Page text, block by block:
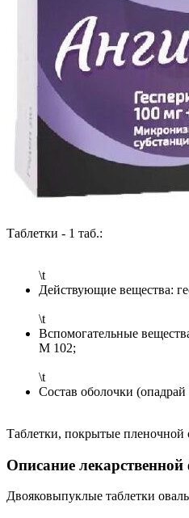
Таблетки - 1 таб.:
\t
Действующие вещества:
\t
Вспомогательные
М 102;
\t
Состав оболочки
Таблетки, покрытые пленочной
Описание
Двояковыпуклые таблетки